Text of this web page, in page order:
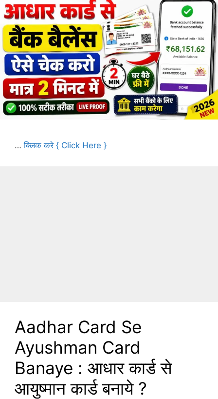
…क्लिक करे { Click Here }
Aadhar Card Se
Ayushman Card
Banaye : आधार कार्ड से
आयुष्मान कार्ड बनाये ?